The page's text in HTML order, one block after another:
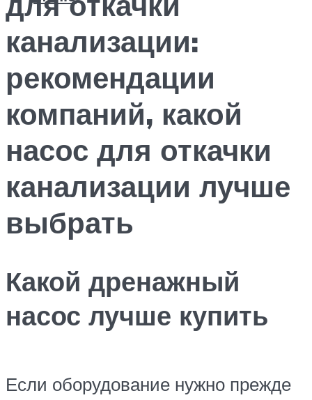
канализации:
рекомендации
компаний, какой
насос для откачки
канализации лучше
выбрать
Какой дренажный
насос лучше купить
Если оборудование нужно прежде